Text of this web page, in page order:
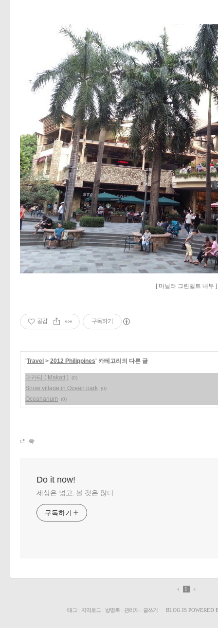
[ 마닐라 그린벨트 내부 ]
공감 구독하기
'Travel > 2012 Philippines' 카테고리의 다른 글
마카티 ( Makati ) (0)
Snow village in Ocean park (0)
Oceanarium (0)
Do it now!
세상은 넓고, 볼 것은 많다.
구독하기
1
태그 : 지역로그 : 방명록 : 관리자: 글쓰기 BLOG IS POWERED